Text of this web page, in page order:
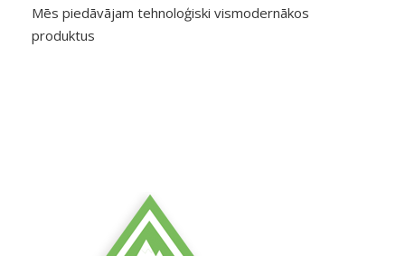
Mēs piedāvājam tehnoloģiski vismodernākos
produktus